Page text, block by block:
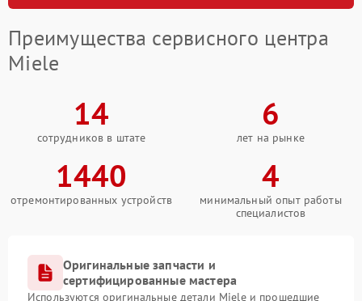
Преимущества сервисного центра
Miele
14
сотрудников в штате
6
лет на рынке
1440
отремонтированных устройств
4
минимальный опыт работы
специалистов
Оригинальные запчасти и
сертифицированные мастера
Используются оригинальные детали Miele и прошедшие